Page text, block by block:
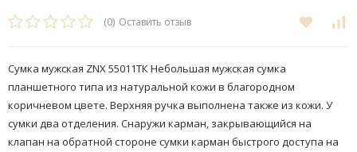
(0) Оставить отзыв
Сумка мужская ZNX 55011ТК Небольшая мужская сумка
планшетного типа из натуральной кожи в благородном
коричневом цвете. Верхняя ручка выполнена также из кожи. У
сумки два отделения. Снаружи карман, закрывающийся на
клапан на обратной стороне сумки карман быстрого доступа на